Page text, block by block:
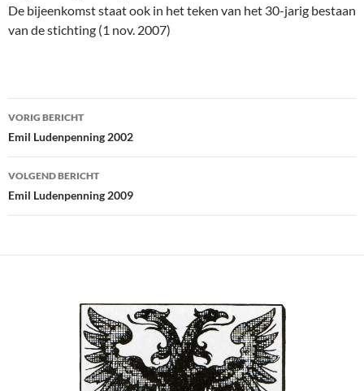
De bijeenkomst staat ook in het teken van het 30-jarig bestaan
van de stichting (1 nov. 2007)
Bericht
navigatie
VORIG BERICHT
Emil Ludenpenning 2002
VOLGEND BERICHT
Emil Ludenpenning 2009